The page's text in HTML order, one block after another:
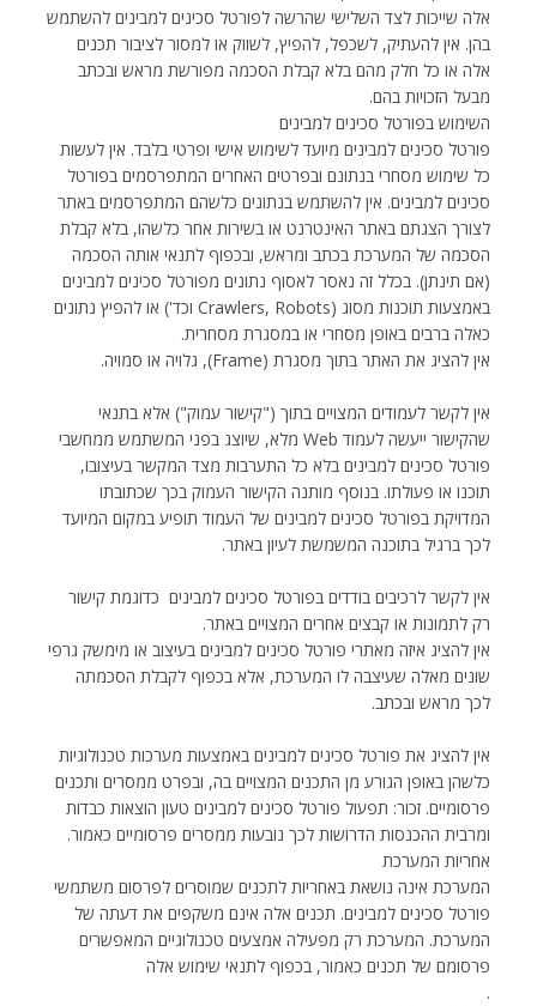
אלה שייכות לצד השלישי שהרשה לפורטל סכינים למבינים להשתמש
בהן. אין להעתיק, לשכפל, להפיץ, לשווק או למסור לציבור תכנים
אלה או כל חלק מהם בלא קבלת הסכמה מפורשת מראש ובכתב
מבעל הזכויות בהם.
השימוש בפורטל סכינים למבינים
פורטל סכינים למבינים מיועד לשימוש אישי ופרטי בלבד. אין לעשות
כל שימוש מסחרי בנתונם ובפרטים האחרים המתפרסמים בפורטל
סכינים למבינים. אין להשתמש בנתונים כלשהם המתפרסמים באתר
לצורך הצגתם באתר האינטרנט או בשירות אחר כלשהו, בלא קבלת
הסכמה של המערכת בכתב ומראש, ובכפוף לתנאי אותה הסכמה
(אם תינתן). בכלל זה נאסר לאסוף נתונים מפורטל סכינים למבינים
באמצעות תוכנות מסוג (Crawlers, Robots וכד') או להפיץ נתונים
כאלה ברבים באופן מסחרי או במסגרת מסחרית.
אין להציג את האתר בתוך מסגרת (Frame), גלויה או סמויה.
אין לקשר לעמודים המצויים בתוך ("קישור עמוק") אלא בתנאי
שהקישור ייעשה לעמוד Web מלא, שיוצג בפני המשתמש ממחשבי
פורטל סכינים למבינים בלא כל התערבות מצד המקשר בעיצובו,
תוכנו או פעולתו. בנוסף מותנה הקישור העמוק בכך שכתובתו
המדויקת בפורטל סכינים למבינים של העמוד תופיע במקום המיועד
לכך ברגיל בתוכנה המשמשת לעיון באתר.
אין לקשר לרכיבים בודדים בפורטל סכינים למבינים  כדוגמת קישור
רק לתמונות או קבצים אחרים המצויים באתר.
אין להציג איזה מאתרי פורטל סכינים למבינים בעיצוב או מימשק גרפי
שונים מאלה שעיצבה לו המערכת, אלא בכפוף לקבלת הסכמתה
לכך מראש ובכתב.
אין להציג את פורטל סכינים למבינים באמצעות מערכות טכנולוגיות
כלשהן באופן הגורע מן התכנים המצויים בה, ובפרט ממסרים ותכנים
פרסומיים. זכור: תפעול פורטל סכינים למבינים טעון הוצאות כבדות
ומרבית ההכנסות הדרושות לכך נובעות ממסרים פרסומיים כאמור.
אחריות המערכת
המערכת אינה נושאת באחריות לתכנים שמוסרים לפרסום משתמשי
פורטל סכינים למבינים. תכנים אלה אינם משקפים את דעתה של
המערכת. המערכת רק מפעילה אמצעים טכנולוגיים המאפשרים
פרסומם של תכנים כאמור, בכפוף לתנאי שימוש אלה
.